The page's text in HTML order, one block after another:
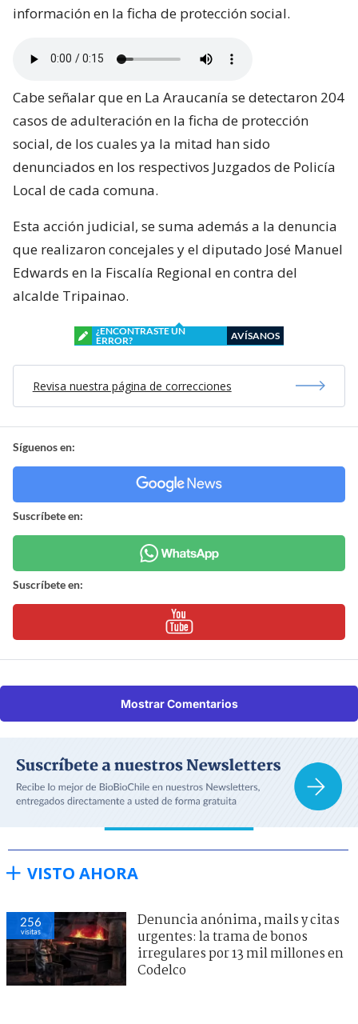
información en la ficha de protección social.
Cabe señalar que en La Araucanía se detectaron 204
casos de adulteración en la ficha de protección
social, de los cuales ya la mitad han sido
denunciados en los respectivos Juzgados de Policía
Local de cada comuna.
Esta acción judicial, se suma además a la denuncia
que realizaron concejales y el diputado José Manuel
Edwards en la Fiscalía Regional en contra del
alcalde Tripainao.
¿ENCONTRASTE UN
ERROR?
AVÍSANOS
Revisa nuestra página de correcciones
Síguenos en:
Suscríbete en:
Suscríbete en:
Mostrar Comentarios
VISTO AHORA
256
visitas
Denuncia anónima, mails y citas
urgentes: la trama de bonos
irregulares por 13 mil millones en
Codelco